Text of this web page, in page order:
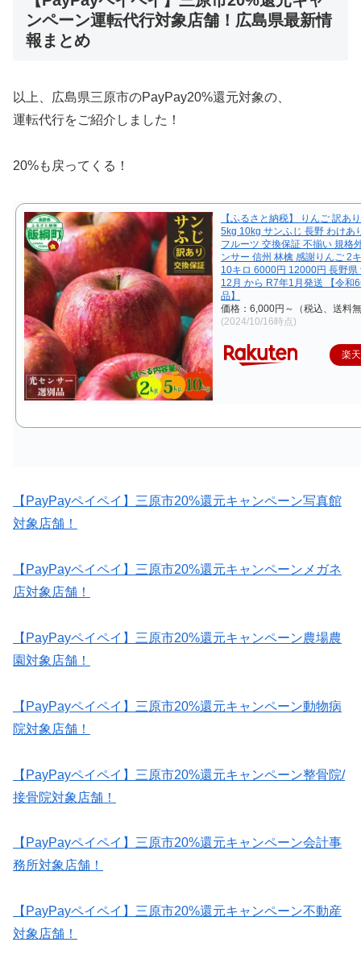
ンペーン運転代行対象店舗！広島県最新情
報まとめ
以上、広島県三原市のPayPay20%還元対象の、
運転代行をご紹介しました！
20%も戻ってくる！
【ふるさと納税】 りんご 訳あ
5kg 10kg サンふじ 長野 わけあ
フルーツ 交換保証 不揃い 規格
ンサー 信州 林檎 感謝りんご 2
10キロ 6000円 12000円 長野県
12月 から R7年1月発送 【令和
品】
価格：6,000円～（税込、送料
(2024/10/16時点)
楽
【PayPayペイペイ】三原市20%還元キャンペーン写真館
対象店舗！
【PayPayペイペイ】三原市20%還元キャンペーンメガネ
店対象店舗！
【PayPayペイペイ】三原市20%還元キャンペーン農場農
園対象店舗！
【PayPayペイペイ】三原市20%還元キャンペーン動物病
院対象店舗！
【PayPayペイペイ】三原市20%還元キャンペーン整骨院/
接骨院対象店舗！
【PayPayペイペイ】三原市20%還元キャンペーン会計事
務所対象店舗！
【PayPayペイペイ】三原市20%還元キャンペーン不動産
対象店舗！